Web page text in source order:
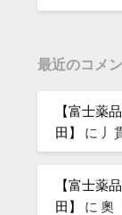
最近のコメ
【富士薬
田】
に 丿
【富士薬
田】
に奧